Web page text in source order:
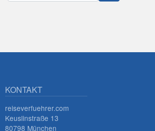
KONTAKT
reiseverfuehrer.com
Keuslinstraße 13
80798 München